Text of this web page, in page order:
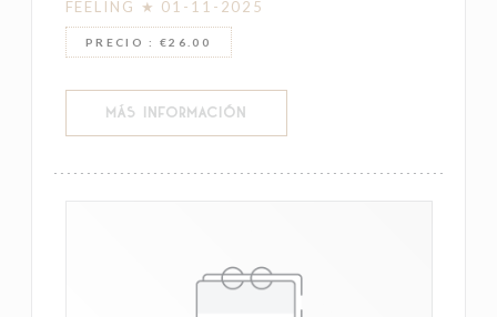
FEELING ★ 01-11-2025
PRECIO : €26.00
MÁS INFORMACIÓN